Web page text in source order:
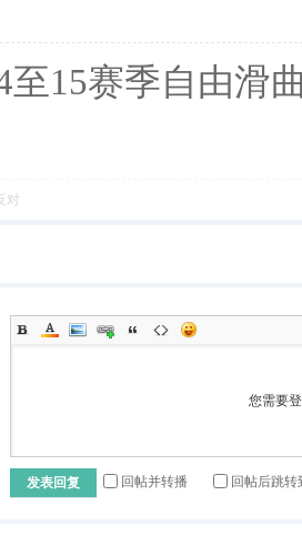
至15赛季自由滑
对
您需要
发表回复 回帖并转播 回帖后跳转